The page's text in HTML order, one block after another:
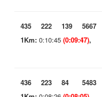
435 222 139 5667
1Km: 0:10:45 (0:09:47),
436 223 84 5483